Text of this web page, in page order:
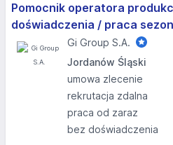
Pomocnik operatora
doświadczenia / praca
Gi Group S.A.
Jordanów Śląski
umowa zlecenie
rekrutacja zdalna
praca od zaraz
bez doświadczenia